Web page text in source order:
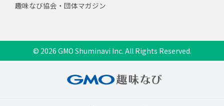
趣味なび協会・団体マガジン
© 2026 GMO Shuminavi Inc. All Rights Reserved.